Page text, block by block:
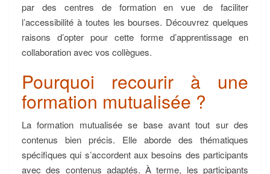
par des centres de formation en vue de faciliter
l’accessibilité à toutes les bourses. Découvrez quelques
raisons d’opter pour cette forme d’apprentissage en
collaboration avec vos collègues.
Pourquoi recourir à une
formation mutualisée ?
La formation mutualisée se base avant tout sur des
contenus bien précis. Elle aborde des thématiques
spécifiques qui s’accordent aux besoins des participants
avec des contenus adaptés. À terme, les participants